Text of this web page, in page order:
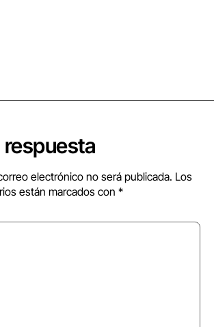
respuesta
electrónico no será publicada. Los
están marcados con *